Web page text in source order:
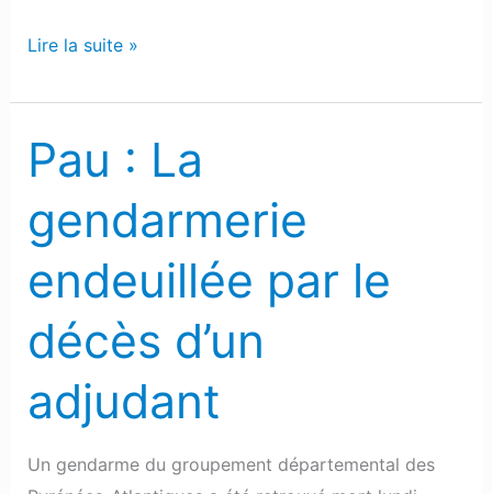
Lire la suite »
Pau : La
gendarmerie
endeuillée par le
décès d’un
adjudant
Un gendarme du groupement départemental des
Pau
La
gendarmerie
endeuillée
par
le
décès
d’un
adjudant